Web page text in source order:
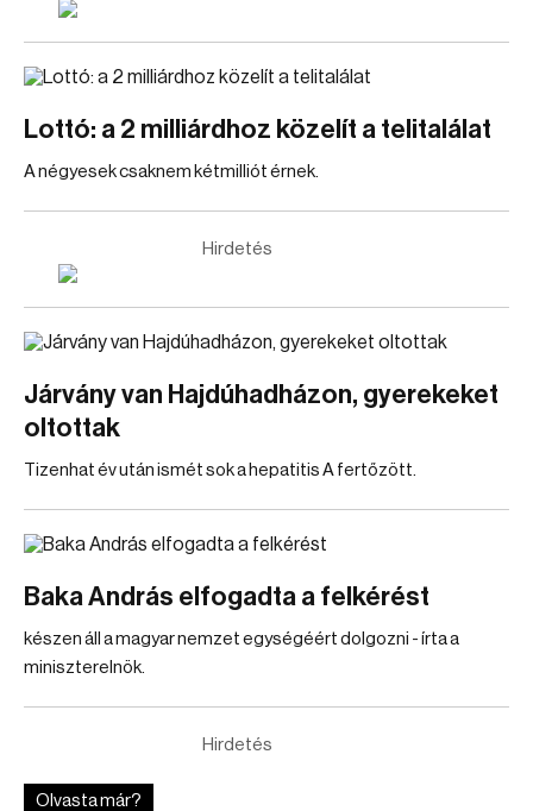
Lottó: a 2 milliárdhoz közelít a telitalálat
A négyesek csaknem kétmilliót érnek.
Hirdetés
Járvány van Hajdúhadházon, gyerekeket
oltottak
Tizenhat év után ismét sok a hepatitis A fertőzött.
Baka András elfogadta a felkérést
készen áll a magyar nemzet egységéért dolgozni - írta a
miniszterelnök.
Hirdetés
Olvasta már?